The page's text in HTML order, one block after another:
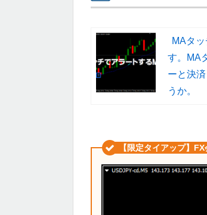
MAタ
す。MA
ーと決
うか。
【限定タイアップ】